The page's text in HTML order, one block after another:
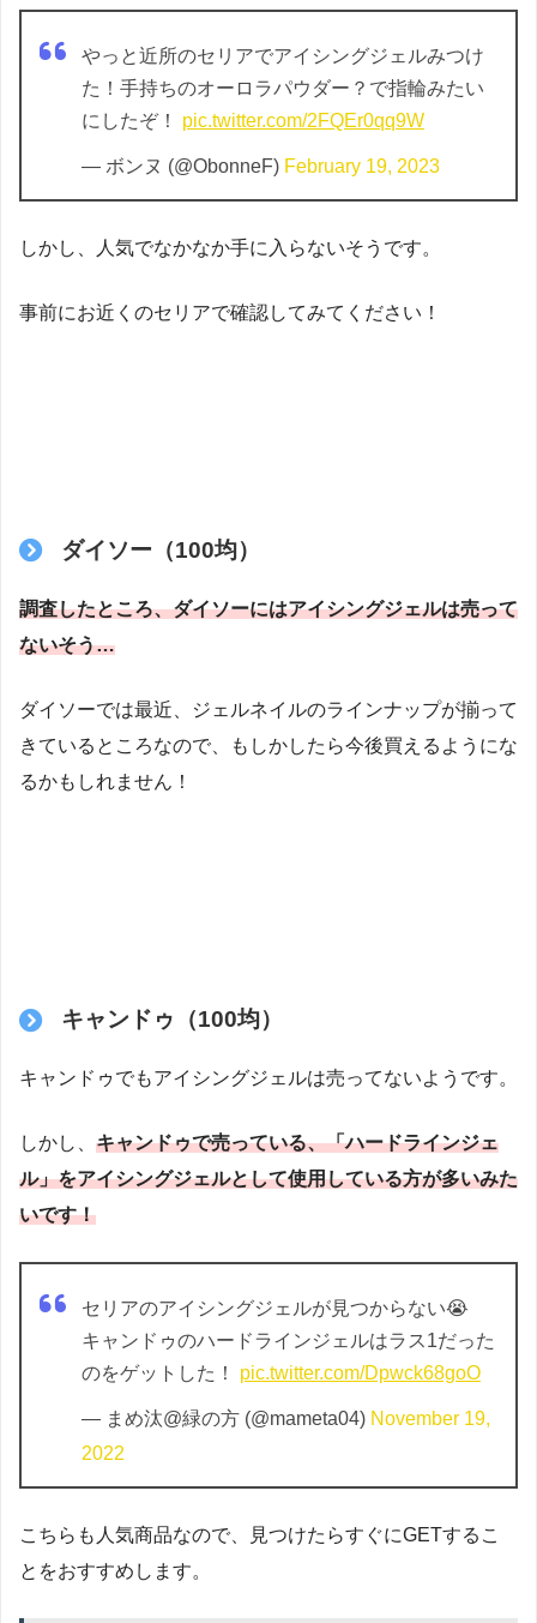
やっと近所のセリアでアイシングジェルみつけ
た！手持ちのオーロラパウダー？で指輪みたい
にしたぞ！ pic.twitter.com/2FQEr0qq9W
— ボンヌ (@ObonneF) February 19, 2023
しかし、人気でなかなか手に入らないそうです。
事前にお近くのセリアで確認してみてください！
ダイソー（100均）
調査したところ、ダイソーにはアイシングジェルは売って
ないそう…
ダイソーでは最近、ジェルネイルのラインナップが揃って
きているところなので、もしかしたら今後買えるようにな
るかもしれません！
キャンドゥ（100均）
キャンドゥでもアイシングジェルは売ってないようです。
しかし、 キャンドゥで売っている、「ハードラインジェ
ル」をアイシングジェルとして使用している方が多いみた
いです！
セリアのアイシングジェルが見つからない😭
キャンドゥのハードラインジェルはラス1だった
のをゲットした！ pic.twitter.com/Dpwck68goO
— まめ汰@緑の方 (@mameta04) November 19,
2022
こちらも人気商品なので、見つけたらすぐにGETするこ
とをおすすめします。